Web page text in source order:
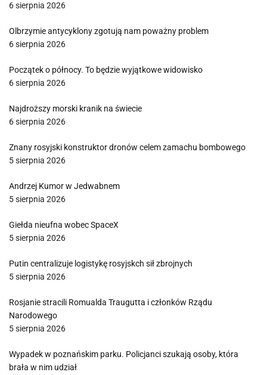
6 sierpnia 2026
Olbrzymie antycyklony zgotują nam poważny problem
6 sierpnia 2026
Początek o północy. To będzie wyjątkowe widowisko
6 sierpnia 2026
Najdroższy morski kranik na świecie
6 sierpnia 2026
Znany rosyjski konstruktor dronów celem zamachu bombowego
5 sierpnia 2026
Andrzej Kumor w Jedwabnem
5 sierpnia 2026
Giełda nieufna wobec SpaceX
5 sierpnia 2026
Putin centralizuje logistykę rosyjskch sił zbrojnych
5 sierpnia 2026
Rosjanie stracili Romualda Traugutta i członków Rządu
Narodowego
5 sierpnia 2026
Wypadek w poznańskim parku. Policjanci szukają osoby, która
brała w nim udział